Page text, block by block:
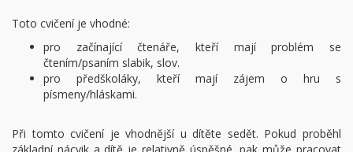
Toto cvičení je vhodné:
pro začínající čtenáře, kteří mají problém se
čtením/psaním slabik, slov.
pro předškoláky, kteří mají zájem o hru s
písmeny/hláskami.
Při tomto cvičení je vhodnější u dítěte sedět. Pokud proběhl